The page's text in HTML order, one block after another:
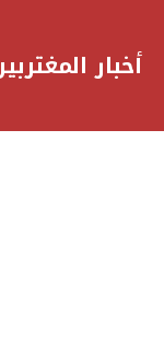
أخبار